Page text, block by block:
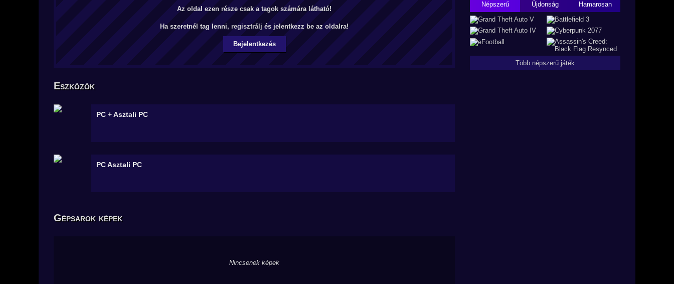
Az oldal ezen része csak a tagok számára látható!
Ha szeretnél tag lenni, regisztrálj és jelentkezz be az oldalra!
Bejelentkezés
Eszközök
PC +Asztali PC
PCAsztali PC
Gépsarok képek
Nincsenek képek
Népszerű Újdonság Hamarosan
Több népszerű játék